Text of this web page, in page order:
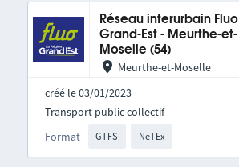
Réseau interurbain Fluo
Grand-Est - Meurthe-et-
Moselle (54)
Meurthe-et-Moselle
créé le 03/01/2023
Format GTFS NeTEx
Transport public collectif